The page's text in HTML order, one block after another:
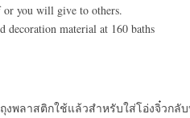
you will give to others.
decoration material at 160 baths
พลาสติกใช้แล้วสำหรับใส่โอ่งจิ๋วกลั